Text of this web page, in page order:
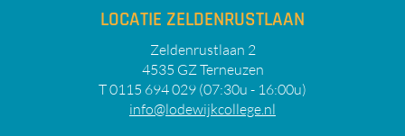
LOCATIE ZELDENRUSTLAAN
Zeldenrustlaan 2
4535 GZ Terneuzen
T 0115 694 029 (07:30u - 16:00u)
info@lodewijkcollege.nl